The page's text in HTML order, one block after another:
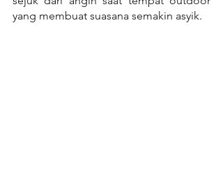
yang membuat suasana semakin asyik.